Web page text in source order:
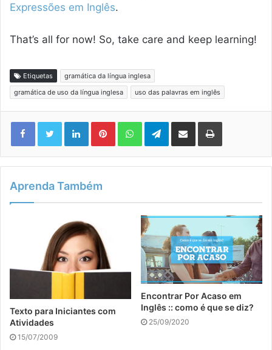
Expressões em Inglês.
That’s all for now! So, take care and keep learning!
Etiquetas
gramática da língua inglesa
gramática de uso da língua inglesa
uso das palavras em inglês
LinkedinPinterestWhatsAppTelegram
Compartilhar via e-mail Imprimir
Aprenda Também
Texto para Iniciantes com
Atividades
15/07/2009
Encontrar Por Acaso em
Inglês :: como é que se diz?
25/09/2020